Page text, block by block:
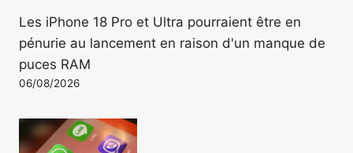
Les iPhone 18 Pro et Ultra pourraient être en
pénurie au lancement en raison d'un manque de
puces RAM
06/08/2026